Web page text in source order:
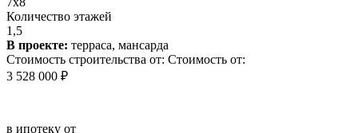
Количество этажей
1,5
В проекте: терраса, мансарда
Стоимость строительства от: Стоимость от:
3 528 000 ₽
в ипотеку от